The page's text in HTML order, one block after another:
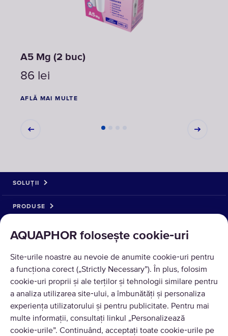
A5 Mg (2 buc)
86 lei
AFLĂ MAI MULTE
AQUAPHOR folosește cookie‑uri
Site‑urile noastre au nevoie de anumite cookie‑uri pentru
a funcționa corect („Strictly Necessary”). În plus, folosim
cookie‑uri proprii și ale terților și tehnologii similare pentru
a analiza utilizarea site‑ului, a îmbunătăți și personaliza
experiența utilizatorului și pentru publicitate. Pentru mai
multe informații, consultați linkul „Personalizează
cookie‑urile”. Continuând, acceptați toate cookie‑urile pe
SOLUȚII
PRODUSE
DESPRE NOI